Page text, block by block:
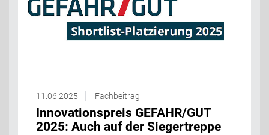
11.06.2025 Fachbeitrag
Innovationspreis GEFAHR/GUT
2025: Auch auf der Siegertreppe